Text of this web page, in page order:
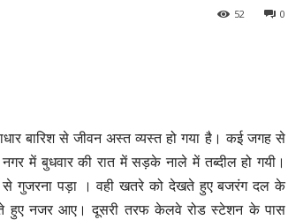
0
52
बारिश से जीवन अस्त व्यस्त हो गया है। कई जगह से
में बुधवार की रात में सड़के नाले में तब्दील हो गयी।
गुजरना पड़ा । वही खतरे को देखते हुए बजरंग दल के
हुए नजर आए। दूसरी तरफ केलवे रोड स्टेशन के पास
पालघर में युवासेना पदाधिकारियों की घोषणा,
संगठन विस्तार को मिली नई दिशा
Keshav Bhumi - May 5, 2026 0